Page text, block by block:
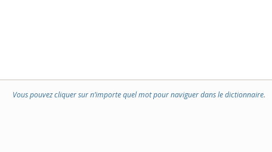
Vous pouvez cliquer sur n’importe quel mot pour naviguer dans le dictionnaire.